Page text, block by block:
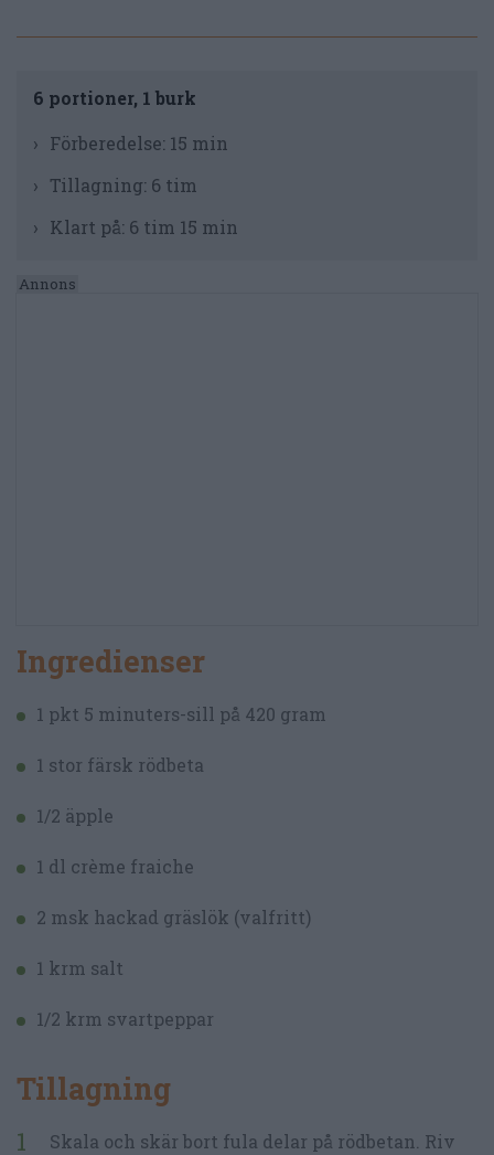
6 portioner, 1 burk
Förberedelse: 15 min
Tillagning: 6 tim
Klart på: 6 tim 15 min
Ingredienser
1 pkt 5 minuters-sill på 420 gram
1 stor färsk rödbeta
1/2 äpple
1 dl crème fraiche
2 msk hackad gräslök (valfritt)
1 krm salt
1/2 krm svartpeppar
Tillagning
Skala och skär bort fula delar på rödbetan. Riv